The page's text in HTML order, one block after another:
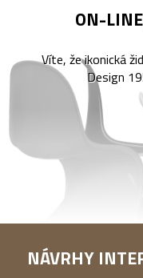
ON-LINE
Víte, že ikonická
Design
NÁVRHY